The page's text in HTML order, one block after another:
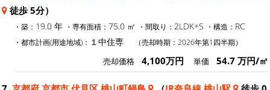
徒歩 5分）
・築： 19.0 年 ・専有面積： 75.0 ㎡ ・間取り： 2LDK+S ・構造： RC
・都市計画(用途地域)： １中住専 （売却時期：2026年第1四半期）
売却価格 4,100万円 単価 54.7 万円/㎡